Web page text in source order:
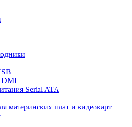
Serial ATA
материнских плат и видеокарт